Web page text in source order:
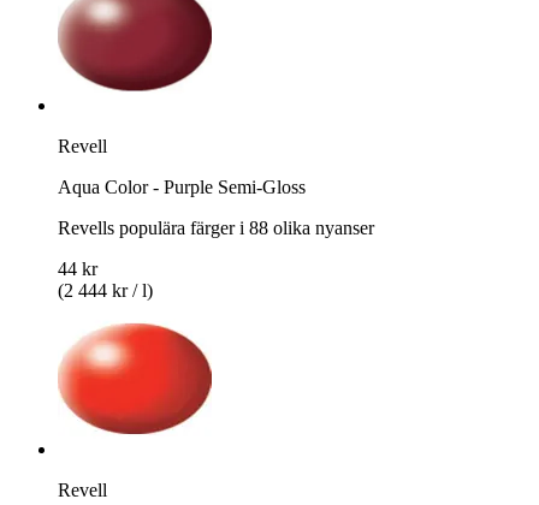
Revell
Aqua Color - Purple Semi-Gloss
Revells populära färger i 88 olika nyanser
44 kr
(2 444 kr / l)
Revell